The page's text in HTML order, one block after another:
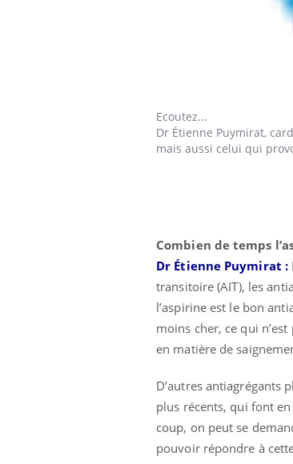
Ecoutez...
Dr Étienne Puymirat,
mais aussi celui qui
Combien de temps
Dr Étienne Puymirat :
transitoire (AIT), les
l’aspirine est le bon
moins cher, ce qui
en matière de
D’autres antiagrégants
plus récents, qui font
coup, on peut se
pouvoir répondre à
Eczéma Chronique des Mains :